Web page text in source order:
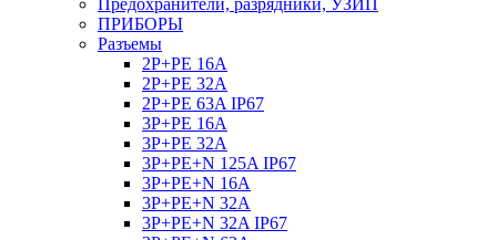
Предохранители, разрядники, УЗИП
ПРИБОРЫ
Разъемы
2P+PE 16A
2P+PE 32A
2P+PE 63A IP67
3P+PE 16A
3P+PE 32A
3P+PE+N 125A IP67
3P+PE+N 16A
3P+PE+N 32A
3P+PE+N 32A IP67